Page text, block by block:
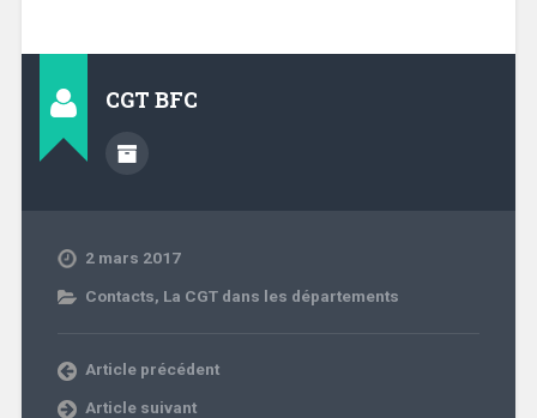
CGT BFC
2 mars 2017
Contacts, La CGT dans les départements
Article précédent
Article suivant